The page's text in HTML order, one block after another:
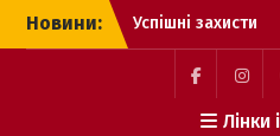
Перейти
Новини:
Успішні захисти
дисертацій
кафедри
проєктами в
інформаційних
Facebook
Лінки